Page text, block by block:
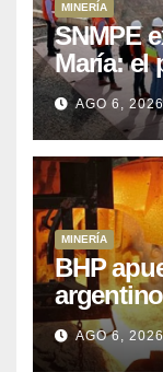
MINERÍA
SNMPE
María: el
queAGO 6, 2026
MINERÍA
BHP
Kobrea
AGO 6, 2026